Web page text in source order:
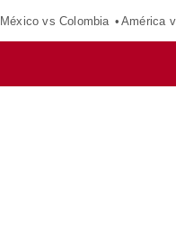
México vs Colombia América